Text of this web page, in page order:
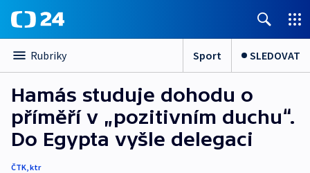
Rubriky Sport SLEDOVAT
Hamás studuje dohodu o
příměří v „pozitivním duchu“.
Do Egypta vyšle delegaci
ČTK,ktr